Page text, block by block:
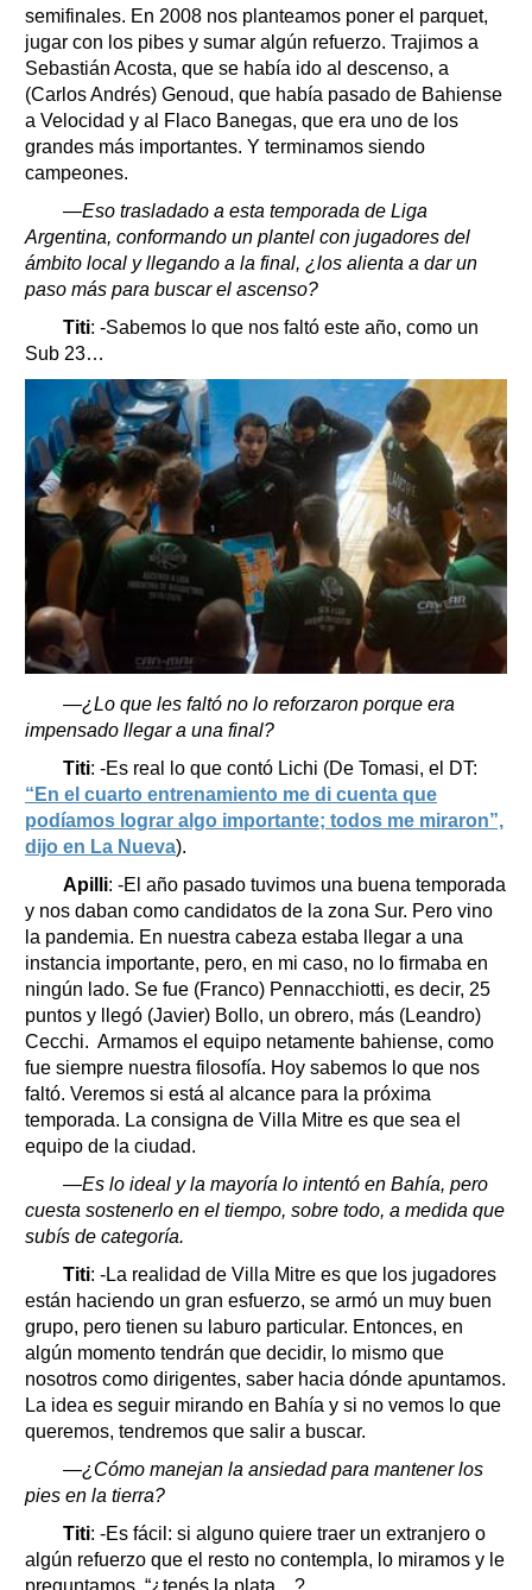
semifinales. En 2008 nos planteamos poner el parquet,
jugar con los pibes y sumar algún refuerzo. Trajimos a
Sebastián Acosta, que se había ido al descenso, a
(Carlos Andrés) Genoud, que había pasado de Bahiense
a Velocidad y al Flaco Banegas, que era uno de los
grandes más importantes. Y terminamos siendo
campeones.
—Eso trasladado a esta temporada de Liga
Argentina, conformando un plantel con jugadores del
ámbito local y llegando a la final, ¿los alienta a dar un
paso más para buscar el ascenso?
Titi: -Sabemos lo que nos faltó este año, como un
Sub 23…
—¿Lo que les faltó no lo reforzaron porque era
impensado llegar a una final?
Titi: -Es real lo que contó Lichi (De Tomasi, el DT:
“En el cuarto entrenamiento me di cuenta que
podíamos lograr algo importante; todos me miraron”,
dijo en La Nueva).
Apilli: -El año pasado tuvimos una buena temporada
y nos daban como candidatos de la zona Sur. Pero vino
la pandemia. En nuestra cabeza estaba llegar a una
instancia importante, pero, en mi caso, no lo firmaba en
ningún lado. Se fue (Franco) Pennacchiotti, es decir, 25
puntos y llegó (Javier) Bollo, un obrero, más (Leandro)
Cecchi. Armamos el equipo netamente bahiense, como
fue siempre nuestra filosofía. Hoy sabemos lo que nos
faltó. Veremos si está al alcance para la próxima
temporada. La consigna de Villa Mitre es que sea el
equipo de la ciudad.
—Es lo ideal y la mayoría lo intentó en Bahía, pero
cuesta sostenerlo en el tiempo, sobre todo, a medida que
subís de categoría.
Titi: -La realidad de Villa Mitre es que los jugadores
están haciendo un gran esfuerzo, se armó un muy buen
grupo, pero tienen su laburo particular. Entonces, en
algún momento tendrán que decidir, lo mismo que
nosotros como dirigentes, saber hacia dónde apuntamos.
La idea es seguir mirando en Bahía y si no vemos lo que
queremos, tendremos que salir a buscar.
—¿Cómo manejan la ansiedad para mantener los
pies en la tierra?
Titi: -Es fácil: si alguno quiere traer un extranjero o
algún refuerzo que el resto no contempla, lo miramos y le
preguntamos, “¿tenés la plata…?